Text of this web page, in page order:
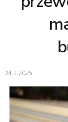
24.1.2025